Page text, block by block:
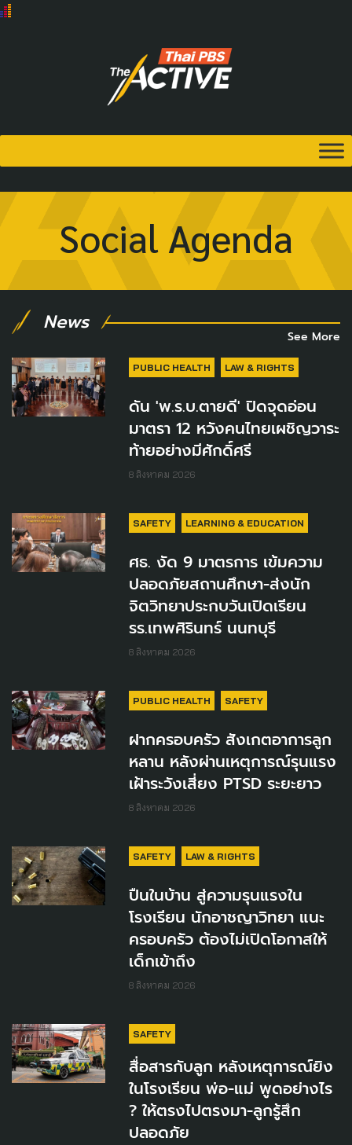
Social Agenda
News
See More
PUBLIC HEALTH LAW & RIGHTS
ดัน 'พ.ร.บ.ตายดี' ปิดจุดอ่อน
มาตรา 12 หวังคนไทยเผชิญวาระ
ท้ายอย่างมีศักดิ์ศรี
8 สิงหาคม 2026
SAFETY LEARNING & EDUCATION
ศธ. งัด 9 มาตรการ เข้มความ
ปลอดภัยสถานศึกษา-ส่งนัก
จิตวิทยาประกบวันเปิดเรียน
รร.เทพศิรินทร์ นนทบุรี
8 สิงหาคม 2026
PUBLIC HEALTH SAFETY
ฝากครอบครัว สังเกตอาการลูก
หลาน หลังผ่านเหตุการณ์รุนแรง
เฝ้าระวังเสี่ยง PTSD ระยะยาว
8 สิงหาคม 2026
SAFETY LAW & RIGHTS
ปืนในบ้าน สู่ความรุนแรงใน
โรงเรียน นักอาชญาวิทยา แนะ
ครอบครัว ต้องไม่เปิดโอกาสให้
เด็กเข้าถึง
8 สิงหาคม 2026
SAFETY
สื่อสารกับลูก หลังเหตุการณ์ยิง
ในโรงเรียน พ่อ-แม่ พูดอย่างไร
? ให้ตรงไปตรงมา-ลูกรู้สึก
ปลอดภัย